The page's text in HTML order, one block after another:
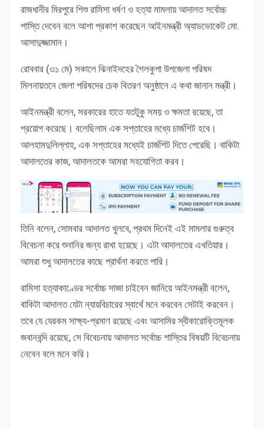
রাজধানীর মিরপুরে শিশু রামিসা ধর্ষণ ও হত্যা মামলায় আদালত সর্বোচ্চ
শাস্তি দেবেন বলে আশা প্রকাশ করেছেন আইনমন্ত্রী অ্যাডভোকেট মো.
আসাদুজ্জামান।
রোববার (৩১ মে) সকালে ঝিনাইদহের শৈলকুপা উপজেলা পরিষদ
মিলনায়তনে জেলা পরিষদের চেক বিতরণ অনুষ্ঠানে এ কথা জানান মন্ত্রী।
আইনমন্ত্রী বলেন, সরকারের হাতে যতটুকু সময় ও ক্ষমতা রয়েছে, তা
প্রয়োগ করেছে। বলেছিলাম এক সপ্তাহের মধ্যে চার্জশিট হবে।
আলহামদুলিল্লাহ, এক সপ্তাহের মধ্যেই চার্জশিট দিতে পেরেছি। বাকিটা
আদালতের কাজ, আদালতকে আমরা সহযোগিতা করব।
তিনি বলেন, সোমবার আদালত খুলবে, প্রথম দিনেই এই মামলার গুরুত্ব
বিবেচনা করে শুনানির জন্য রাখা হয়েছে। এটা আদালতের এখতিয়ার।
আমরা শুধু আদালতের কাছে প্রার্থনা করতে পারি।
রামিসা হত্যাকাণ্ডের সর্বোচ্চ সাজা চাইবেন জানিয়ে আইনমন্ত্রী বলেন,
বাকিটা আদালত যেটা ন্যায়বিচারের স্বার্থে মনে করবেন সেটাই করবেন।
তবে যে যেরকম সাক্ষ্য-প্রমাণ রয়েছে এবং আসামির স্বীকারোক্তিমূলক
জবানবন্দি রয়েছে, সে বিবেচনায় আদালত সর্বোচ্চ শাস্তির বিষয়টি বিবেচনায়
নেবেন বলে মনে করি।